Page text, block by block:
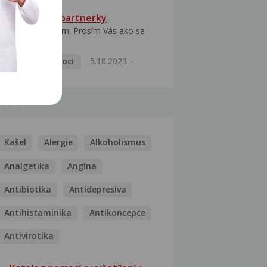
HPV typ 52 u partnerky
Dobrý deň prajem. Prosím Vás ako sa
Pohlavní nemoci
5.10.2023
Kašel Alergie Alkoholismus
Analgetika Angína
Antibiotika Antidepresiva
Antihistaminika Antikoncepce
Antivirotika